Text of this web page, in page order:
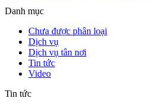
Danh mục
Chưa được phân loại
Dịch vụ
Dịch vụ tân nơi
Tin tức
Video
Tin tức